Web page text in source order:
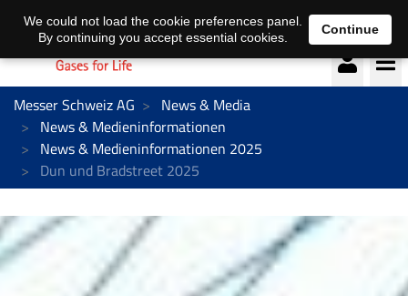
Deutsch français
Messer Schweiz AG
News & Media
News & Medieninformationen
News & Medieninformationen 2025
Dun und Bradstreet 2025
We could not load the cookie preferences panel.
By continuing you accept essential cookies.
Continue